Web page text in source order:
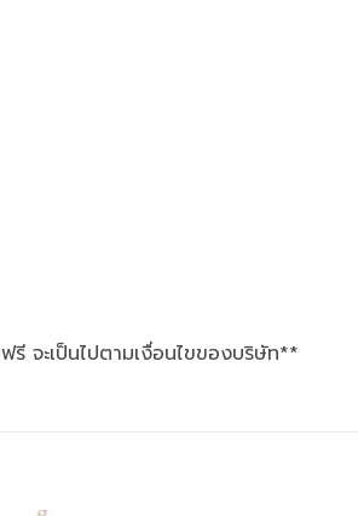
จะเป็นไปตามเงื่อนไขของบริษัท**